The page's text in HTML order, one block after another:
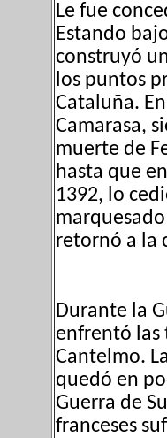
Le fue
Estando
construyó
los puntos
Cataluña.
Camarasa,
muerte de
hasta que
1392, lo
retornó a la
Durante la
enfrentó las
Cantelmo.
quedó en
Guerra de
franceses